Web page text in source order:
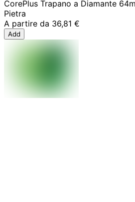
CorePlus Trapano a Diamante
Pietra
A partire da 36,81 €
Add